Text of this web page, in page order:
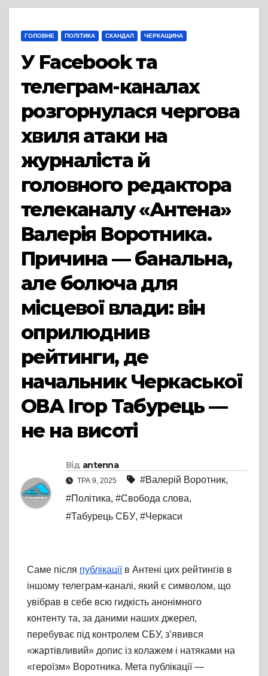
ГОЛОВНЕ ПОЛІТИКА СКАНДАЛ ЧЕРКАЩИНА
У Facebook та
телеграм-каналах
розгорнулася чергова
хвиля атаки на
журналіста й
головного редактора
телеканалу «Антена»
Валерія Воротника.
Причина — банальна,
але болюча для
місцевої влади: він
оприлюднив
рейтинги, де
начальник Черкаської
ОВА Ігор Табурець —
не на висоті
Від antenna
ТРА 9, 2025 #Валерій Воротник,
#Політика, #Свобода слова,
#Табурець СБУ, #Черкаси
Саме після публікаціїв Антені цих рейтингів в
іншому телеграм-каналі, який є символом, що
увібрав в себе всю гидкість анонімного
контенту та, за даними наших джерел,
перебуває під контролем СБУ, зʼявився
«жартівливий» допис із колажем і натяками на
«героїзм» Воротника. Мета публікації —